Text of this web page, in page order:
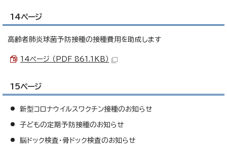
14ページ
高齢者肺炎球菌予防接種の接種費用を助成します
14ページ （PDF 861.1KB）
15ページ
新型コロナウイルスワクチン接種のお知らせ
子どもの定期予防接種のお知らせ
脳ドック検査・骨ドック検査のお知らせ